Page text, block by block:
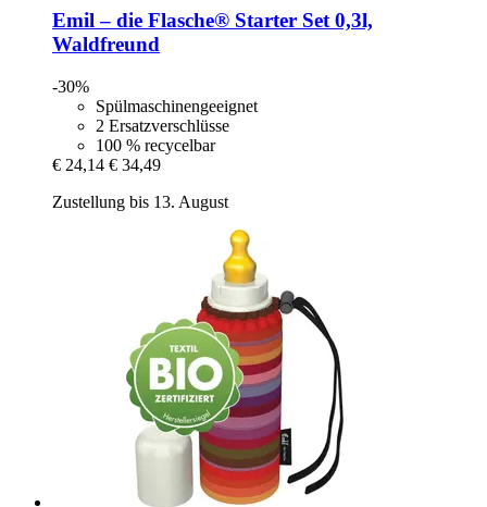
Emil – die Flasche® Starter Set 0,3l,
Waldfreund
-30%
Spülmaschinengeeignet
2 Ersatzverschlüsse
100 % recycelbar
€ 24,14 € 34,49
Zustellung bis 13. August